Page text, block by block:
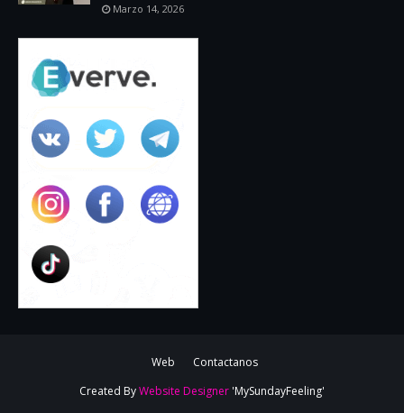
Marzo 14, 2026
Web
Contactanos
Created ByWebsite Designer 'MySundayFeeling'